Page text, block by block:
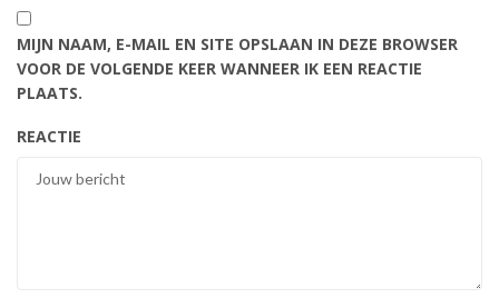
MIJN NAAM, E-MAIL EN SITE OPSLAAN IN DEZE BROWSER
VOOR DE VOLGENDE KEER WANNEER IK EEN REACTIE
PLAATS.
REACTIE